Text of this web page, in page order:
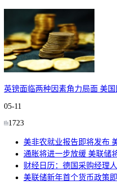
英镑面临两种因素角力局面 美国
05-11
1723
美非农就业报告即将发布
通胀将进一步放缓 美联储
财经日历：德国采购经理
美联储新年首个货币政策